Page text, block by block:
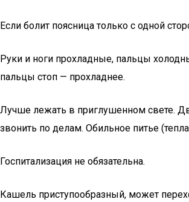
Если болит поясница только с одной
Руки и ноги прохладные, пальцы
пальцы стоп — прохладнее.
Лучше лежать в приглушенном свете.
звонить по делам. Обильное питье
Госпитализация не обязательна.
Кашель приступообразный, может